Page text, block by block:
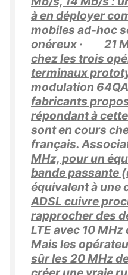
à en déployer
mobiles ad-hoc
onéreux · 21
chez les trois
terminaux
modulation
fabricants
répondant à
sont en cours
français.
MHz, pour un
bande passante
équivalent à une
ADSL cuivre
rapprocher des
LTE avec 10
Mais les
sûr les 20 MHz